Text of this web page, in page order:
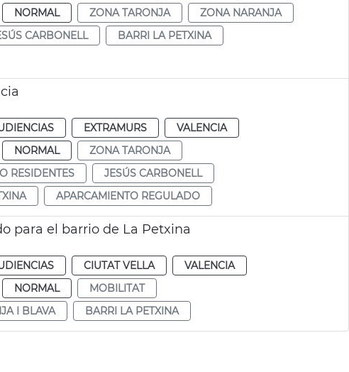
NORMAL ZONA TARONJA
ZONA NARANJA
CARBONELL
BARRI LA PETXINA
EXTRAMURS
VALENCIA
NORMAL
ZONA TARONJA
RESIDENTES
JESÚS CARBONELL
APARCAMIENTO REGULADO
para el barrio de La Petxina
CIUTAT VELLA
VALENCIA
NORMAL
MOBILITAT
I BLAVA BARRI LA PETXINA